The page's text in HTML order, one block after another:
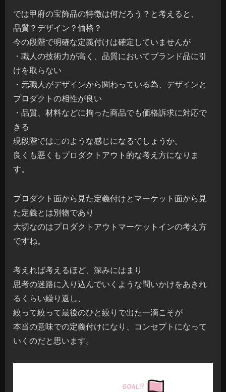
では甲府の宝飾品の特徴は何だろう？と考えると、
品質？デザイン？価格？
今の段階で明確な定義付けは確定していませんが
・職人の技術力が高く、品質においてブランド品に引
けを取らない
・元職人がデザインから関わっている為、デザインと
プロダクトの相性が良い
・品質、材料などに拘った商品でも価格訴求に対応で
きる
現段階ではこのような感じになるでしょうか。
良くも悪くもプロダクトアウト的な考え方になりま
す。
プロダクト面から見た定義付けとマーケット面から見
た定義とは別物であり
大切なのはプロダクトアウトマーケットインの考え方
ですね。
考えれば考えるほど、深みにはまり
思考の迷路に入り込んでいくような問いかけをあきれ
るくらい繰り返し、
絞って絞って最後のひと絞りで出た一滴こそが
本当の意味での定義付けになり、コンセプトになって
いくのだと思います。